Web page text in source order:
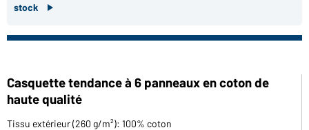
stock
Casquette tendance à 6 panneaux en coton de
haute qualité
Tissu extérieur (260 g/m²): 100% coton